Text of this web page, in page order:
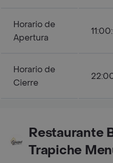
Horario de
Apertura
Horario de
Cierre
Restaurante
Trapiche